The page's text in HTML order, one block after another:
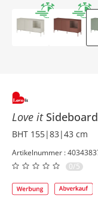
Love it Sideboard
BHT 155|83|43 cm
Artikelnummer :
0/5